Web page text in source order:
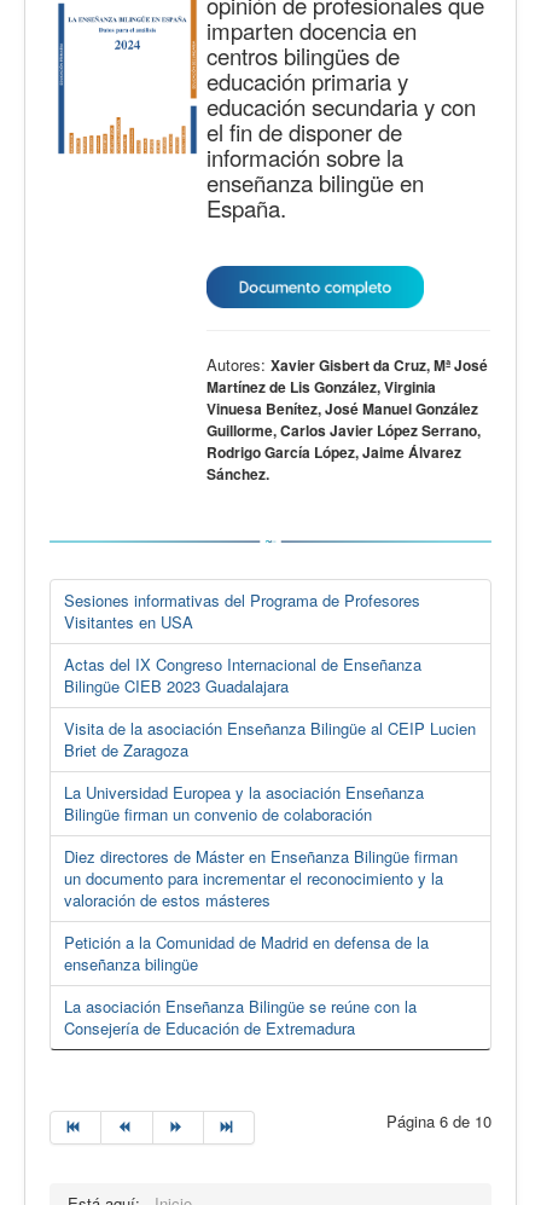
imparten docencia en
centros bilingües de
educación primaria y
educación secundaria y con
el fin de disponer de
información sobre la
enseñanza bilingüe en
España.
Autores: Xavier Gisbert da Cruz, Mª José
Martínez de Lis González, Virginia
Vinuesa Benítez, José Manuel González
Guillorme, Carlos Javier López Serrano,
Rodrigo García López, Jaime Álvarez
Sánchez.
Sesiones informativas del Programa de Profesores
Visitantes en USA
Actas del IX Congreso Internacional de Enseñanza
Bilingüe CIEB 2023 Guadalajara
Visita de la asociación Enseñanza Bilingüe al CEIP Lucien
Briet de Zaragoza
La Universidad Europea y la asociación Enseñanza
Bilingüe firman un convenio de colaboración
Diez directores de Máster en Enseñanza Bilingüe firman
un documento para incrementar el reconocimiento y la
valoración de estos másteres
Petición a la Comunidad de Madrid en defensa de la
enseñanza bilingüe
La asociación Enseñanza Bilingüe se reúne con la
Consejería de Educación de Extremadura
Página 6 de 10